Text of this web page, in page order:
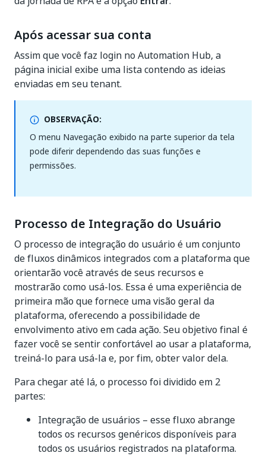
Após acessar sua conta
Assim que você faz login no Automation Hub, a
página inicial exibe uma lista contendo as ideias
enviadas em seu tenant.
OBSERVAÇÃO:
O menu Navegação exibido na parte superior da tela
pode diferir dependendo das suas funções e
permissões.
Processo de Integração do Usuário
O processo de integração do usuário é um conjunto
de fluxos dinâmicos integrados com a plataforma que
orientarão você através de seus recursos e
mostrarão como usá-los. Essa é uma experiência de
primeira mão que fornece uma visão geral da
plataforma, oferecendo a possibilidade de
envolvimento ativo em cada ação. Seu objetivo final é
fazer você se sentir confortável ao usar a plataforma,
treiná-lo para usá-la e, por fim, obter valor dela.
Para chegar até lá, o processo foi dividido em 2
partes:
Integração de usuários – esse fluxo abrange
todos os recursos genéricos disponíveis para
todos os usuários registrados na plataforma.